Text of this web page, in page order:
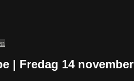
| Fredag 14 november